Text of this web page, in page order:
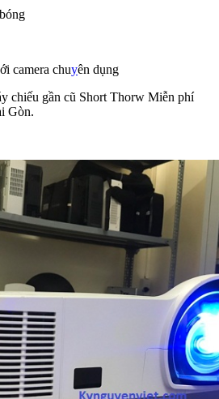
camera chuyên dụng
chiếu gần cũ Short Thorw Miễn phí
Gòn.